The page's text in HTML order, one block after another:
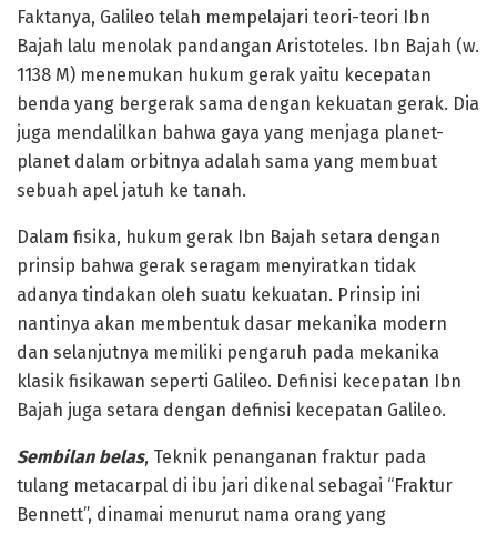
Faktanya, Galileo telah mempelajari teori-teori Ibn
Bajah lalu menolak pandangan Aristoteles. Ibn Bajah (w.
1138 M) menemukan hukum gerak yaitu kecepatan
benda yang bergerak sama dengan kekuatan gerak. Dia
juga mendalilkan bahwa gaya yang menjaga planet-
planet dalam orbitnya adalah sama yang membuat
sebuah apel jatuh ke tanah.
Dalam fisika, hukum gerak Ibn Bajah setara dengan
prinsip bahwa gerak seragam menyiratkan tidak
adanya tindakan oleh suatu kekuatan. Prinsip ini
nantinya akan membentuk dasar mekanika modern
dan selanjutnya memiliki pengaruh pada mekanika
klasik fisikawan seperti Galileo. Definisi kecepatan Ibn
Bajah juga setara dengan definisi kecepatan Galileo.
Sembilan belas, Teknik penanganan fraktur pada
tulang metacarpal di ibu jari dikenal sebagai “Fraktur
Bennett”, dinamai menurut nama orang yang